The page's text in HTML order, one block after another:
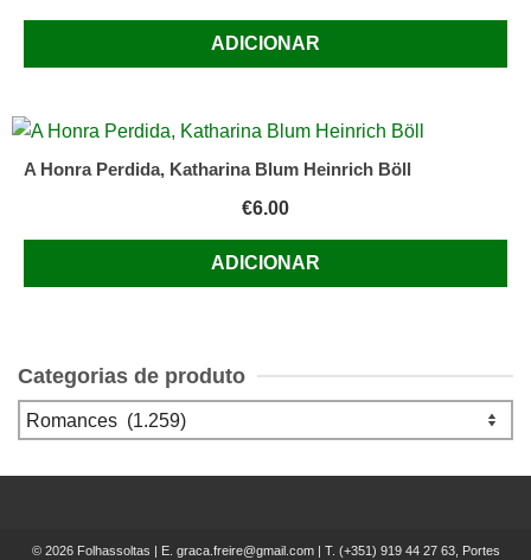
ADICIONAR
A Honra Perdida, Katharina Blum Heinrich Böll
€6.00
ADICIONAR
Categorias de produto
© 2026 Folhassoltas | E. graca.freire@gmail.com| T. (+351) 919 44 27 63, Portes